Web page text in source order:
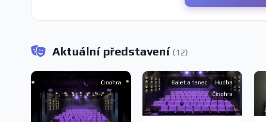
Aktuální představení (12)
Činohra Balet a tanec
Hudba
Činohra